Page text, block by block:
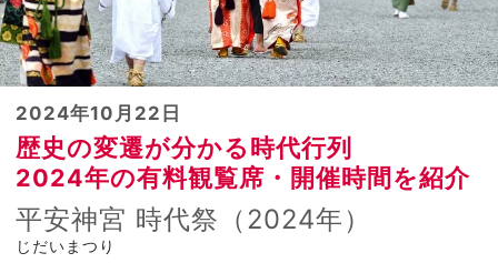
2024年10月22日
歴史の変遷が分かる時代行列
2024年の有料観覧席・開催時間を紹介
平安神宮 時代祭（2024年）
じだいまつり